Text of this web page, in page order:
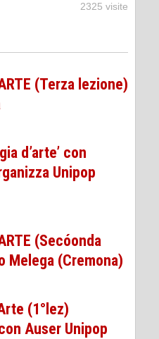
2325 visite
(Terza lezione)
d’arte’ con
Unipop
(Secóonda
Melega (Cremona)
(1°lez)
Auser Unipop